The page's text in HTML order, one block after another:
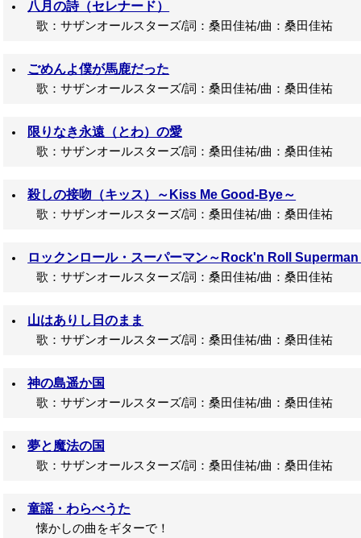
八月の詩（セレナード）
歌：サザンオールスターズ/詞：桑田佳祐/曲：桑田佳祐
ごめんよ僕が馬鹿だった
歌：サザンオールスターズ/詞：桑田佳祐/曲：桑田佳祐
限りなき永遠（とわ）の愛
歌：サザンオールスターズ/詞：桑田佳祐/曲：桑田佳祐
殺しの接吻（キッス）～Kiss Me Good-Bye～
歌：サザンオールスターズ/詞：桑田佳祐/曲：桑田佳祐
ロックンロール・スーパーマン～Rock'n Roll Superman
歌：サザンオールスターズ/詞：桑田佳祐/曲：桑田佳祐
山はありし日のまま
歌：サザンオールスターズ/詞：桑田佳祐/曲：桑田佳祐
神の島遥か国
歌：サザンオールスターズ/詞：桑田佳祐/曲：桑田佳祐
夢と魔法の国
歌：サザンオールスターズ/詞：桑田佳祐/曲：桑田佳祐
童謡・わらべうた
懐かしの曲をギターで！